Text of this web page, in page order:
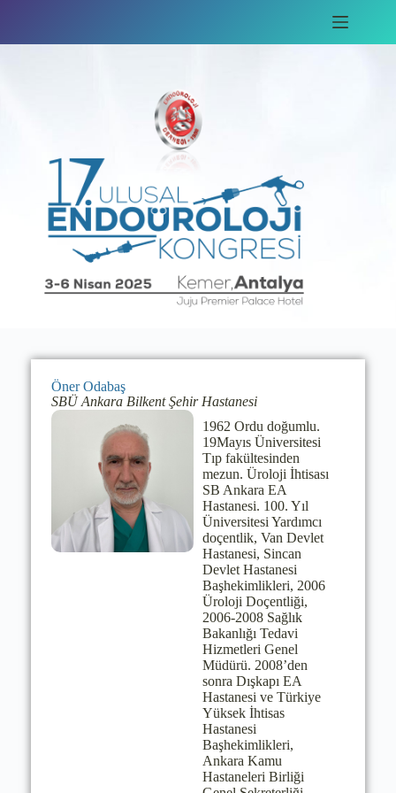
Öner Odabaş
SBÜ Ankara Bilkent Şehir Hastanesi
1962 Ordu doğumlu.
19Mayıs Üniversitesi
Tıp fakültesinden
mezun. Üroloji İhtisası
SB Ankara EA
Hastanesi. 100. Yıl
Üniversitesi Yardımcı
doçentlik, Van Devlet
Hastanesi, Sincan
Devlet Hastanesi
Başhekimlikleri, 2006
Üroloji Doçentliği,
2006-2008 Sağlık
Bakanlığı Tedavi
Hizmetleri Genel
Müdürü. 2008’den
sonra Dışkapı EA
Hastanesi ve Türkiye
Yüksek İhtisas
Hastanesi
Başhekimlikleri,
Ankara Kamu
Hastaneleri Birliği